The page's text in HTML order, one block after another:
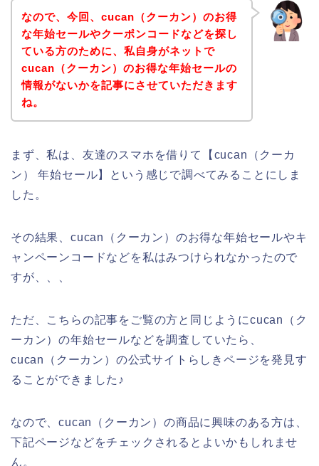
なので、今回、cucan（クーカン）のお得
な年始セールやクーポンコードなどを探し
ている方のために、私自身がネットで
cucan（クーカン）のお得な年始セールの
情報がないかを記事にさせていただきます
ね。
まず、私は、友達のスマホを借りて【cucan（クーカ
ン） 年始セール】という感じで調べてみることにしま
した。
その結果、cucan（クーカン）のお得な年始セールやキ
ャンペーンコードなどを私はみつけられなかったので
すが、、、
ただ、こちらの記事をご覧の方と同じようにcucan（ク
ーカン）の年始セールなどを調査していたら、
cucan（クーカン）の公式サイトらしきページを発見す
ることができました♪
なので、cucan（クーカン）の商品に興味のある方は、
下記ページなどをチェックされるとよいかもしれませ
ん。